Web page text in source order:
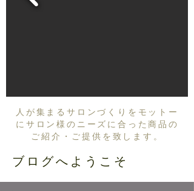
人が集まるサロンづくりをモットー
にサロン様のニーズに合った商品の
ご紹介・ご提供を致します。
ブログへようこそ